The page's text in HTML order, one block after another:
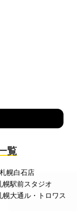
覧
幌白石店
幌駅前スタジオ
大通ル・トロワス